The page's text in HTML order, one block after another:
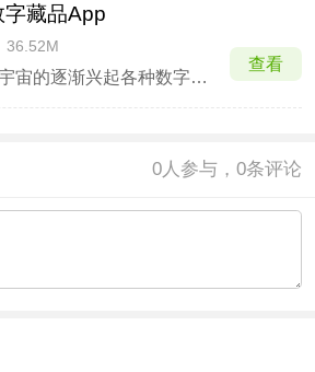
字藏品App
36.52M
随着元宇宙的逐渐兴起各种数字藏品也是许多人所关心的话题，本次为大家推荐一款非常知名的数字藏品交易平台软件——ibox数字藏品App。该软件内有着非常丰富的高品质的数字藏品并且用户可以在这里获得第一手的发售信息以及最新的数字藏品资讯，同时软件内的全部数字藏品均是大众耳熟能详的
查看
0 人参与，0条评论